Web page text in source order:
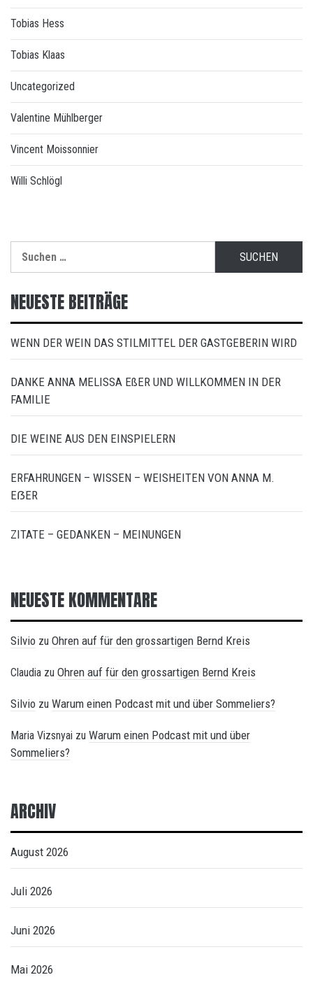
Tobias Hess
Tobias Klaas
Uncategorized
Valentine Mühlberger
Vincent Moissonnier
Willi Schlögl
nach:
NEUESTE BEITRÄGE
WENN DER WEIN DAS STILMITTEL DER GASTGEBERIN WIRD
DANKE ANNA MELISSA EßER UND WILLKOMMEN IN DER
FAMILIE
DIE WEINE AUS DEN EINSPIELERN
ERFAHRUNGEN – WISSEN – WEISHEITEN VON ANNA M.
EẞER
ZITATE – GEDANKEN – MEINUNGEN
NEUESTE KOMMENTARE
Silvio zu Ohren auf für den grossartigen Bernd Kreis
Claudia zu Ohren auf für den grossartigen Bernd Kreis
Silvio zu Warum einen Podcast mit und über Sommeliers?
Maria Vizsnyai zu Warum einen Podcast mit und über
Sommeliers?
ARCHIV
August 2026
Juli 2026
Juni 2026
Mai 2026